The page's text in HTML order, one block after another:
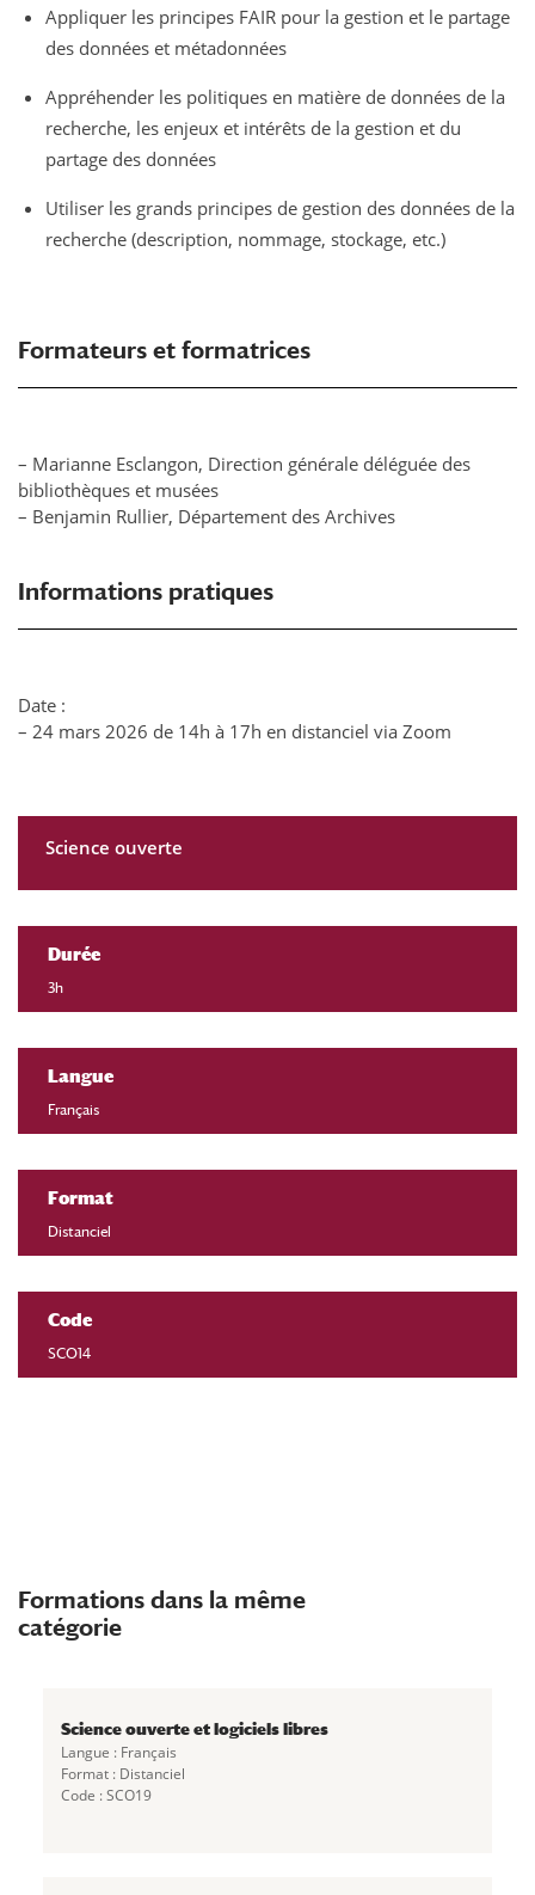
Appliquer les principes FAIR pour la gestion et le partage
des données et métadonnées
Appréhender les politiques en matière de données de la
recherche, les enjeux et intérêts de la gestion et du
partage des données
Utiliser les grands principes de gestion des données de la
recherche (description, nommage, stockage, etc.)
Formateurs et formatrices
– Marianne Esclangon, Direction générale déléguée des
bibliothèques et musées
– Benjamin Rullier, Département des Archives
Informations pratiques
Date :
– 24 mars 2026 de 14h à 17h en distanciel via Zoom
Science ouverte
Durée
3h
Langue
Français
Format
Distanciel
Code
SCO14
Formations dans la même
catégorie
Science ouverte et logiciels libres
Langue : Français
Format : Distanciel
Code : SCO19